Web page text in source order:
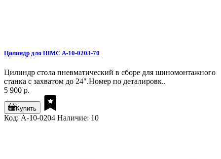
Цилиндр для ШМС A-10-0203-70
Цилиндр стола пневматический в сборе для шиномонтажного
станка с захватом до 24".Номер по деталировк..
5 900 р.
Купить
Код: A-10-0204 Наличие: 10